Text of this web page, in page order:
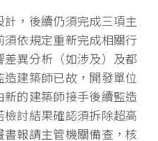
，後續仍須完成三項主
依規定重新完成相關行
異分析（如涉及）及都
建築師已故，開發單位
的建築師接手後續監造
討結果確認須拆除超高
報請主管機關備查，核